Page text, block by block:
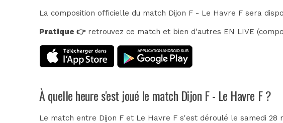
La composition officielle du match Dijon F - Le Havre F sera
Pratique 👉retrouvez ce match et bien d'autres EN LIVE
À quelle heure s'est joué le match Dijon F - Le Havre F ?
Le match entre Dijon F et Le Havre F s'est déroulé le samedi 28